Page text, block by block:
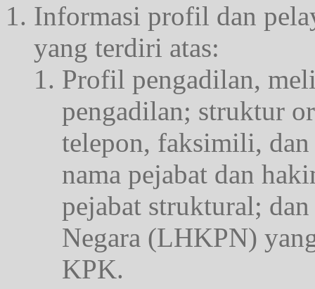
Informasi profil dan
yang terdiri atas:
Profil pengadilan,
pengadilan; struktur
telepon, faksimili,
nama pejabat dan
pejabat struktural;
Negara (LHKPN)
KPK.